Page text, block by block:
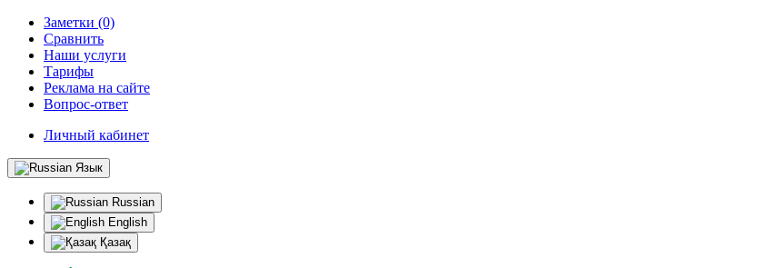
Заметки (0)
Сравнить
Наши услуги
Тарифы
Реклама на сайте
Вопрос-ответ
Личный кабинет
Язык
Russian
English
Қазақ